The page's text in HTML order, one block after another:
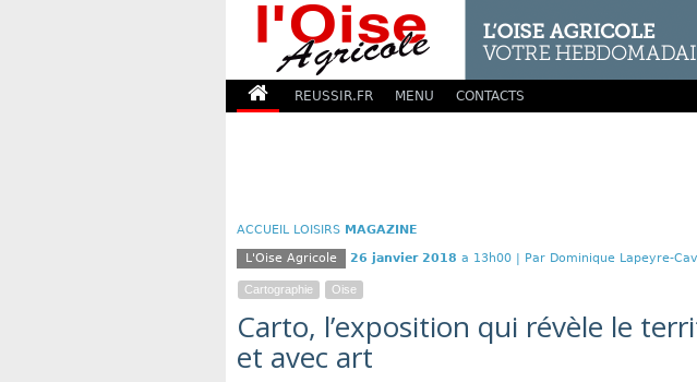
REUSSIR.FR MENU CONTACTS
ACCUEIL LOISIRS MAGAZINE
L'Oise Agricole 26 janvier 2018 a 13h00 | Par Dominique Lapeyre-
Cartographie Oise
Carto, l’exposition qui révèle le
et avec art